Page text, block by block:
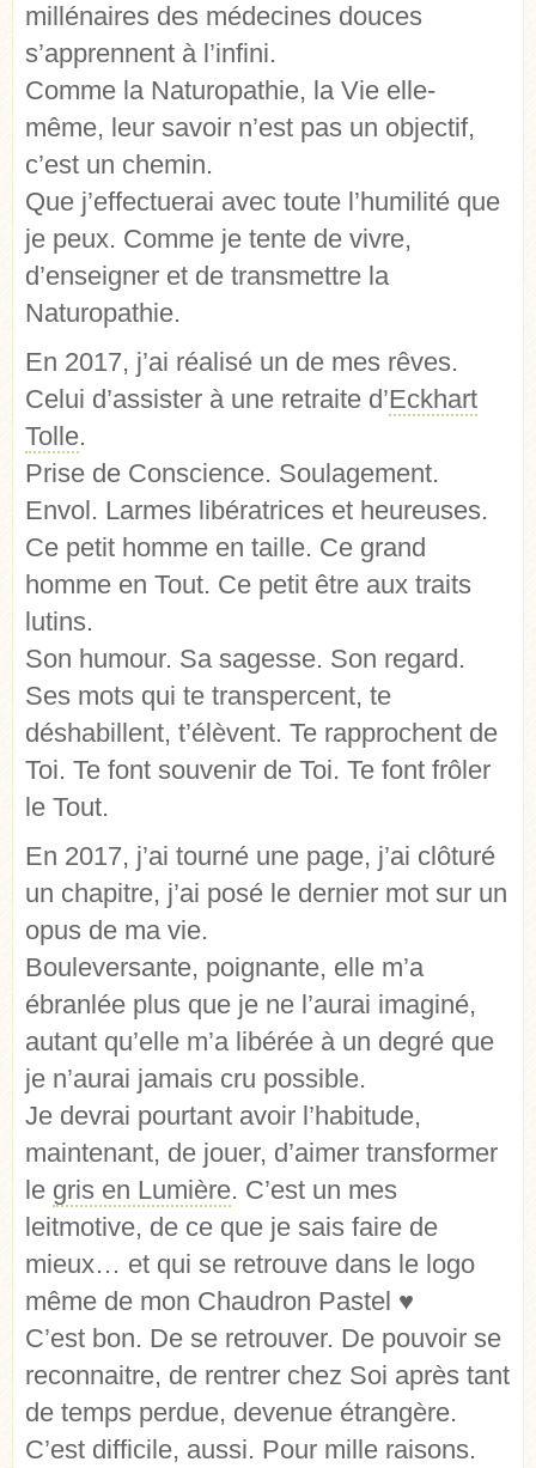
millénaires des médecines douces
s’apprennent à l’infini.
Comme la Naturopathie, la Vie elle-
même, leur savoir n’est pas un objectif,
c’est un chemin.
Que j’effectuerai avec toute l’humilité que
je peux. Comme je tente de vivre,
d’enseigner et de transmettre la
Naturopathie.
En 2017, j’ai réalisé un de mes rêves.
Celui d’assister à une retraite d’Eckhart
Tolle.
Prise de Conscience. Soulagement.
Envol. Larmes libératrices et heureuses.
Ce petit homme en taille. Ce grand
homme en Tout. Ce petit être aux traits
lutins.
Son humour. Sa sagesse. Son regard.
Ses mots qui te transpercent, te
déshabillent, t’élèvent. Te rapprochent de
Toi. Te font souvenir de Toi. Te font frôler
le Tout.
En 2017, j’ai tourné une page, j’ai clôturé
un chapitre, j’ai posé le dernier mot sur un
opus de ma vie.
Bouleversante, poignante, elle m’a
ébranlée plus que je ne l’aurai imaginé,
autant qu’elle m’a libérée à un degré que
je n’aurai jamais cru possible.
Je devrai pourtant avoir l’habitude,
maintenant, de jouer, d’aimer transformer
le gris en Lumière. C’est un mes
leitmotive, de ce que je sais faire de
mieux… et qui se retrouve dans le logo
même de mon Chaudron Pastel ♥
C’est bon. De se retrouver. De pouvoir se
reconnaitre, de rentrer chez Soi après tant
de temps perdue, devenue étrangère.
C’est difficile, aussi. Pour mille raisons.